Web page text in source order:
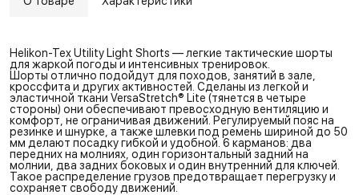
Helikon-Tex Utility Light Shorts — легкие тактические шорты
для жаркой погоды и интенсивных тренировок.
Шорты отлично подойдут для походов, занятий в зале,
кроссфита и других активностей. Сделаны из легкой и
эластичной ткани VersaStretch® Lite (тянется в четыре
стороны) они обеспечивают превосходную вентиляцию и
комфорт, не ограничивая движений. Регулируемый пояс на
резинке и шнурке, а также шлевки под ремень шириной до 50
мм делают посадку гибкой и удобной. 6 карманов: два
передних на молниях, один горизонтальный задний на
молнии, два задних боковых и один внутренний для ключей.
Такое распределение грузов предотвращает перегрузку и
сохраняет свободу движений.